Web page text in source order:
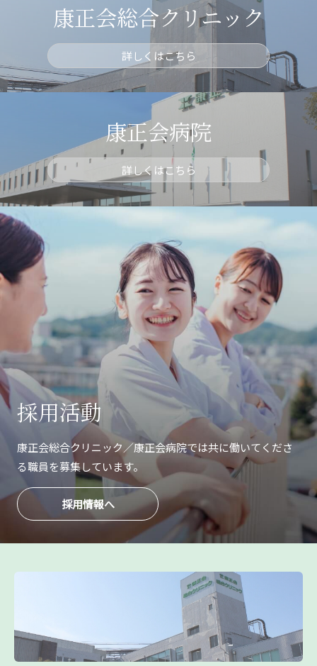
康正会総合クリニック
詳しくはこちら
康正会病院
詳しくはこちら
採用活動
康正会総合クリニック／康正会病院では共に働いてくださ
る職員を募集しています。
採用情報へ